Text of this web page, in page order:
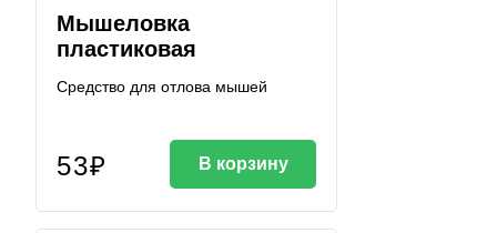
Мышеловка
пластиковая
Средство для отлова мышей
53₽ В корзину